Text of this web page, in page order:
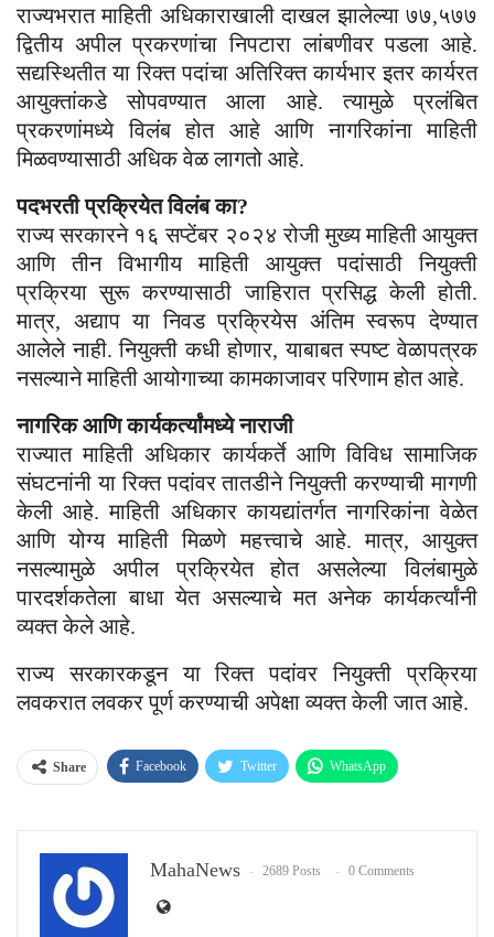
राज्यभरात माहिती अधिकाराखाली दाखल झालेल्या ७७,५७७
द्वितीय अपील प्रकरणांचा निपटारा लांबणीवर पडला आहे.
सद्यस्थितीत या रिक्त पदांचा अतिरिक्त कार्यभार इतर कार्यरत
आयुक्तांकडे सोपवण्यात आला आहे. त्यामुळे प्रलंबित
प्रकरणांमध्ये विलंब होत आहे आणि नागरिकांना माहिती
मिळवण्यासाठी अधिक वेळ लागतो आहे.
पदभरती प्रक्रियेत विलंब का?
राज्य सरकारने १६ सप्टेंबर २०२४ रोजी मुख्य माहिती आयुक्त
आणि तीन विभागीय माहिती आयुक्त पदांसाठी नियुक्ती
प्रक्रिया सुरू करण्यासाठी जाहिरात प्रसिद्ध केली होती.
मात्र, अद्याप या निवड प्रक्रियेस अंतिम स्वरूप देण्यात
आलेले नाही. नियुक्ती कधी होणार, याबाबत स्पष्ट वेळापत्रक
नसल्याने माहिती आयोगाच्या कामकाजावर परिणाम होत आहे.
नागरिक आणि कार्यकर्त्यांमध्ये नाराजी
राज्यात माहिती अधिकार कार्यकर्ते आणि विविध सामाजिक
संघटनांनी या रिक्त पदांवर तातडीने नियुक्ती करण्याची मागणी
केली आहे. माहिती अधिकार कायद्यांतर्गत नागरिकांना वेळेत
आणि योग्य माहिती मिळणे महत्त्वाचे आहे. मात्र, आयुक्त
नसल्यामुळे अपील प्रक्रियेत होत असलेल्या विलंबामुळे
पारदर्शकतेला बाधा येत असल्याचे मत अनेक कार्यकर्त्यांनी
व्यक्त केले आहे.
राज्य सरकारकडून या रिक्त पदांवर नियुक्ती प्रक्रिया
लवकरात लवकर पूर्ण करण्याची अपेक्षा व्यक्त केली जात आहे.
Share Facebook Twitter WhatsApp
MahaNews 2689 Posts 0 Comments